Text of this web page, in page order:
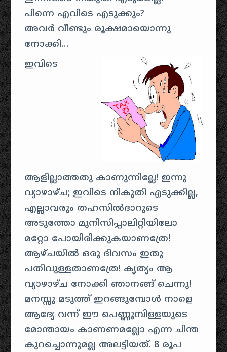
പിന്നെ എവിടെ എടുക്കും?
അവർ വീണ്ടും രൂക്ഷമായൊന്നു
നോക്കി…
ഇവിടെ
ആളില്ലാത്തതു കാണുന്നില്ലേ! ഇന്നു
വ്യാഴാഴ്ച; ഇവിടെ നികുതി എടുക്കില്ല,
എല്ലാവരും തഹസിൽദാറുടെ
അടുത്തോ മുനിസിപ്പാലിറ്റിയിലോ
മറ്റോ പോയിരിക്കുകയാണത്രേ!
ആഴ്ചയിൽ ഒരു ദിവസം ഇതു
പതിവുള്ളതാണത്രേ! കൃത്യം ആ
വ്യാഴാഴ്ച നോക്കി ഞാനങ്ങ് ചെന്നു!
മനസ്സു മടുത്ത് ഇറങ്ങുമ്പോൾ നാളെ
ആദ്യേ വന്ന് ഈ പെണ്ണൂമ്പിള്ളയുടെ
മോന്തായം കാണണമല്ലോ എന്ന ചിന്ത
കുറച്ചൊന്നുമല്ല അലട്ടിയത്. 8 രൂപ